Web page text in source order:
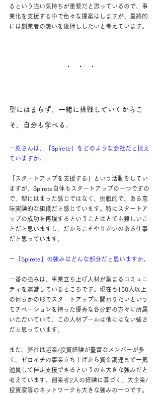
るという強い気持ちが重要だと思っているので、事
業化を支援する中で色々な提案はしますが、最終的
には創業者の想いを後押ししたいと考えています。
・　・　・
型にはまらず、一緒に挑戦していくからこ
そ、自分も学べる。
ー原さんは、「Spirete」をどのような会社だと捉え
ていますか。
「スタートアップを支援する」という活動をしてい
ますが、Spirete自体もスタートアップの一つですの
で、型にはまった感じではなく、挑戦的で、ある意
味実験的な組織だと感じています。特にスタートア
ップの成功を再現するということはとても難しいこ
とだと思いますし、だからこそやりがいのある仕事
だと思っています。
ー「Spirete」の強みはどんな部分だと思いますか。
一番の強みは、事業立ち上げ人材が集まるコミュニ
ティを運営しているところです。現在も150人以上
の何らかの形でスタートアップに関わりたいという
モチベーションを持った優秀な各分野の方々に所属
いただいていて、この人材プールは他にはない強さ
だと思っています。
また、弊社は起業/投資経験が豊富なメンバーが多
く、ゼロイチの事業立ち上げから資金調達まで一気
通貫して伴走支援できるというのも大きな強みだと
考えています。創業者2人の経験に基づく、大企業/
投資家等のネットワークも大きな強みの一つです。